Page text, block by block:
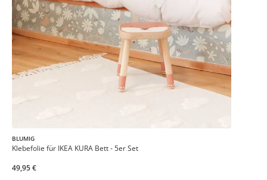
BLUMIG
Klebefolie für IKEA KURA Bett - 5er Set
49,95 €